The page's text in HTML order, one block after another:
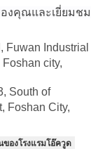
งคุณและเยี่ยมชม
Fuwan Industrial
city,
South of
Foshan City,
ของโรงแรมโอ๊ควูด